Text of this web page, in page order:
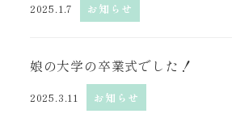
2025.1.7 お知らせ
娘の大学の卒業式でした！
2025.3.11 お知らせ